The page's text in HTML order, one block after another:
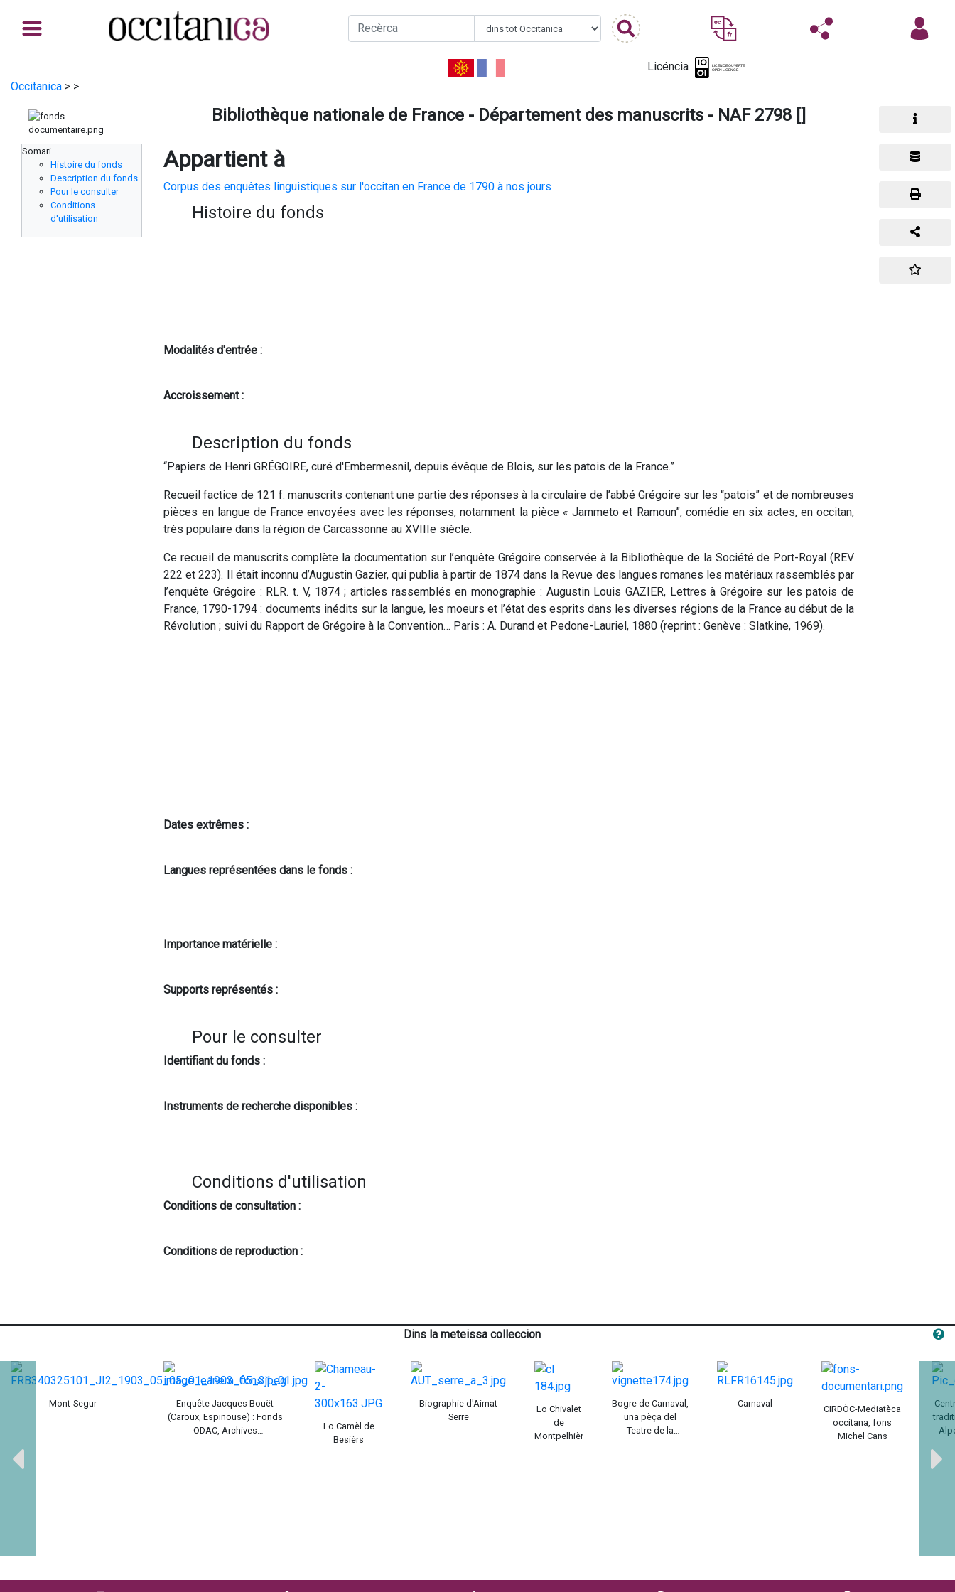
Licéncia
Occitanica > >
Somari
Histoire du fonds
Description du fonds
Pour le consulter
Conditions
d'utilisation
Bibliothèque nationale de France - Département des manuscrits - NAF 2798 []
Appartient à
Corpus des enquêtes linguistiques sur l'occitan en France de 1790 à nos jours
Histoire du fonds
Modalités d'entrée :
Accroissement :
Description du fonds
“Papiers de Henri GRÉGOIRE, curé d'Embermesnil, depuis évêque de Blois, sur les patois de la France.”
Recueil factice de 121 f. manuscrits contenant une partie des réponses à la circulaire de l’abbé Grégoire sur les “patois” et de nombreuses
pièces en langue de France envoyées avec les réponses, notamment la pièce « Jammeto et Ramoun”, comédie en six actes, en occitan,
très populaire dans la région de Carcassonne au XVIIIe siècle.
Ce recueil de manuscrits complète la documentation sur l’enquête Grégoire conservée à la Bibliothèque de la Société de Port-Royal (REV
222 et 223). Il était inconnu d’Augustin Gazier, qui publia à partir de 1874 dans la Revue des langues romanes les matériaux rassemblés par
l’enquête Grégoire : RLR. t. V, 1874 ; articles rassemblés en monographie : Augustin Louis GAZIER, Lettres à Grégoire sur les patois de
France, 1790-1794 : documents inédits sur la langue, les moeurs et l’état des esprits dans les diverses régions de la France au début de la
Révolution ; suivi du Rapport de Grégoire à la Convention… Paris : A. Durand et Pedone-Lauriel, 1880 (reprint : Genève : Slatkine, 1969).
Dates extrêmes :
Langues représentées dans le fonds :
Importance matérielle :
Supports représentés :
Pour le consulter
Identifiant du fonds :
Instruments de recherche disponibles :
Conditions d'utilisation
Conditions de consultation :
Conditions de reproduction :
Dins la meteissa colleccion
Mont-Segur
Enquête Jacques Bouët
(Caroux, Espinouse) : Fonds
ODAC, Archives
Lo Camèl de
Besièrs
Biographie d'Aimat
Serre
Lo Chivalet
de
Montpelhièr
Bogre de Carnaval,
una pèça del
Teatre de la
Carnaval
CIRDÒC-Mediatèca
occitana, fons
Michel Cans